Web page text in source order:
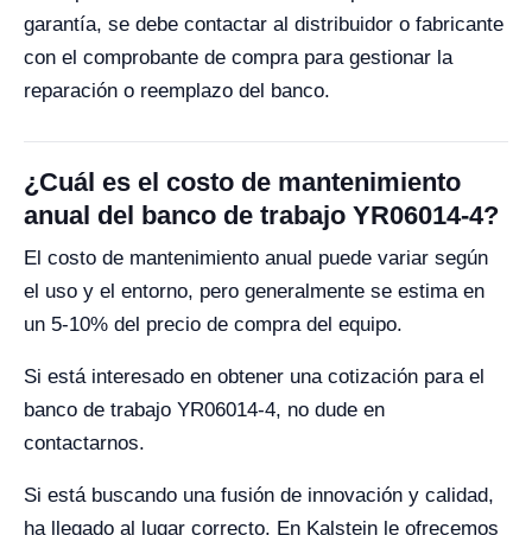
garantía, se debe contactar al distribuidor o fabricante
con el comprobante de compra para gestionar la
reparación o reemplazo del banco.
¿Cuál es el costo de mantenimiento
anual del banco de trabajo YR06014-4?
El costo de mantenimiento anual puede variar según
el uso y el entorno, pero generalmente se estima en
un 5-10% del precio de compra del equipo.
Si está interesado en obtener una cotización para el
banco de trabajo YR06014-4, no dude en
contactarnos.
Si está buscando una fusión de innovación y calidad,
ha llegado al lugar correcto. En Kalstein le ofrecemos